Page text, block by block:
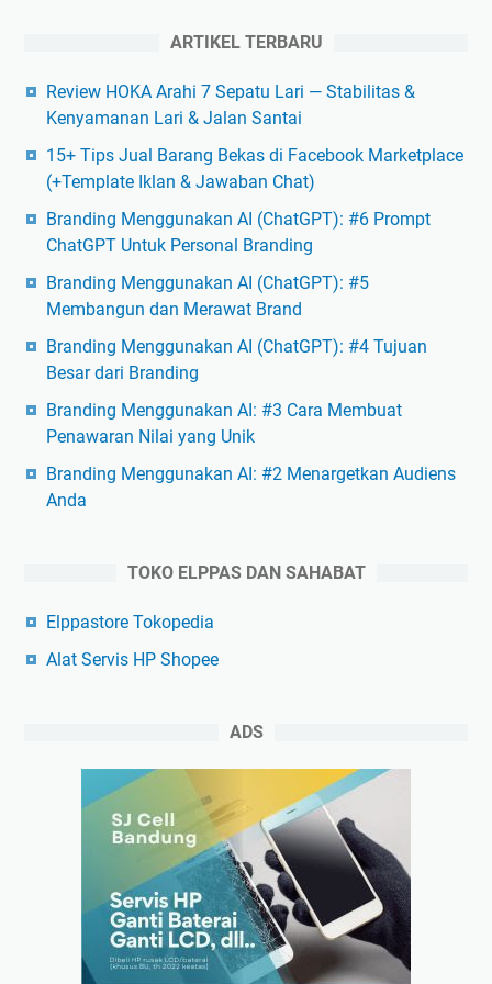
ARTIKEL TERBARU
Review HOKA Arahi 7 Sepatu Lari — Stabilitas &
Kenyamanan Lari & Jalan Santai
15+ Tips Jual Barang Bekas di Facebook Marketplace
(+Template Iklan & Jawaban Chat)
Branding Menggunakan AI (ChatGPT): #6 Prompt
ChatGPT Untuk Personal Branding
Branding Menggunakan AI (ChatGPT): #5
Membangun dan Merawat Brand
Branding Menggunakan AI (ChatGPT): #4 Tujuan
Besar dari Branding
Branding Menggunakan AI: #3 Cara Membuat
Penawaran Nilai yang Unik
Branding Menggunakan AI: #2 Menargetkan Audiens
Anda
TOKO ELPPAS DAN SAHABAT
Elppastore Tokopedia
Alat Servis HP Shopee
ADS